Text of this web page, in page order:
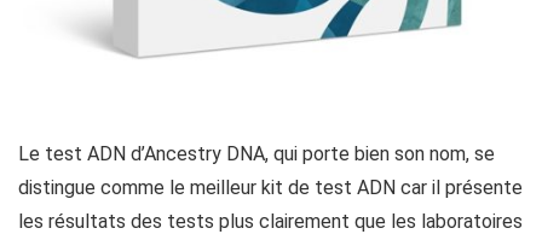
Le test ADN d’Ancestry DNA, qui porte bien son nom, se
distingue comme le meilleur kit de test ADN car il présente
les résultats des tests plus clairement que les laboratoires